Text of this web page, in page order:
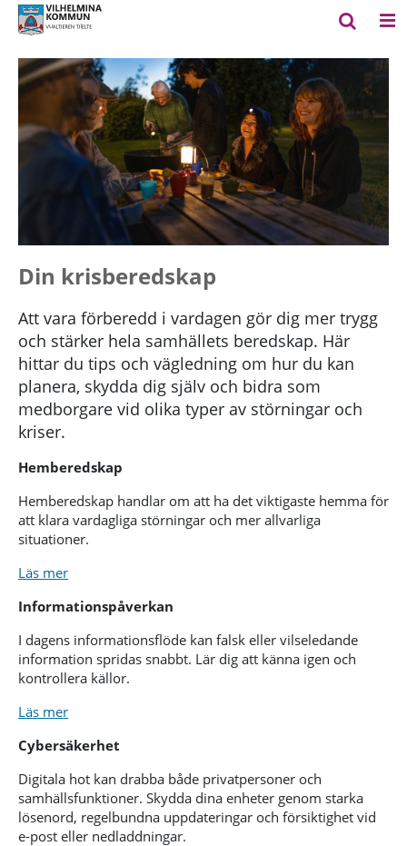
Din krisberedskap
Att vara förberedd i vardagen gör dig mer trygg
och stärker hela samhällets beredskap. Här
hittar du tips och vägledning om hur du kan
planera, skydda dig själv och bidra som
medborgare vid olika typer av störningar och
kriser.
Hemberedskap
Hemberedskap handlar om att ha det viktigaste hemma för
att klara vardagliga störningar och mer allvarliga
situationer.
Läs mer
Informationspåverkan
I dagens informationsflöde kan falsk eller vilseledande
information spridas snabbt. Lär dig att känna igen och
kontrollera källor.
Läs mer
Cybersäkerhet
Digitala hot kan drabba både privatpersoner och
samhällsfunktioner. Skydda dina enheter genom starka
lösenord, regelbundna uppdateringar och försiktighet vid
e-post eller nedladdningar.